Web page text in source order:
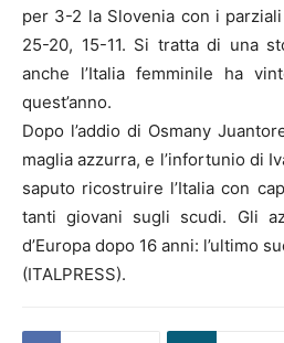
per 3-2 la Slovenia con i
25-20, 15-11. Si tratta di una
anche l’Italia femminile ha
quest’anno.
Dopo l’addio di Osmany
maglia azzurra, e l’infortunio di
saputo ricostruire l’Italia con
tanti giovani sugli scudi. Gli
d’Europa dopo 16 anni: l’ultimo
(ITALPRESS).